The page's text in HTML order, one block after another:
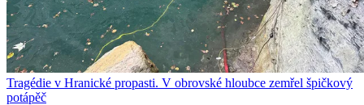
Tragédie v Hranické propasti. V obrovské hloubce zemřel špičkový
potápěč